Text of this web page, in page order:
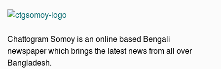
Chattogram Somoy is an online based Bengali
newspaper which brings the latest news from all over
Bangladesh.